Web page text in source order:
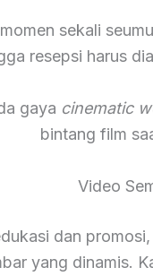
sekali
resepsi harus
gaya cinematic
bintang film
Video
dan
yang dinamis.